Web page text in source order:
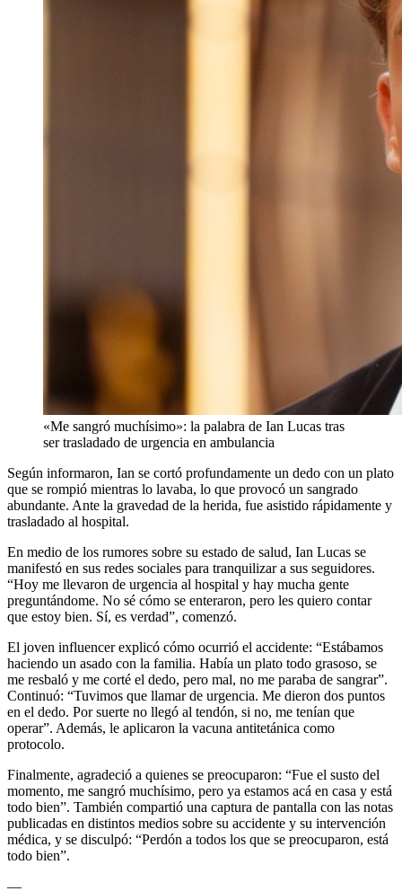
«Me sangró muchísimo»: la palabra de Ian Lucas tras
ser trasladado de urgencia en ambulancia
Según informaron, Ian se cortó profundamente un dedo con un plato
que se rompió mientras lo lavaba, lo que provocó un sangrado
abundante. Ante la gravedad de la herida, fue asistido rápidamente y
trasladado al hospital.
En medio de los rumores sobre su estado de salud, Ian Lucas se
manifestó en sus redes sociales para tranquilizar a sus seguidores.
“Hoy me llevaron de urgencia al hospital y hay mucha gente
preguntándome. No sé cómo se enteraron, pero les quiero contar
que estoy bien. Sí, es verdad”, comenzó.
El joven influencer explicó cómo ocurrió el accidente: “Estábamos
haciendo un asado con la familia. Había un plato todo grasoso, se
me resbaló y me corté el dedo, pero mal, no me paraba de sangrar”.
Continuó: “Tuvimos que llamar de urgencia. Me dieron dos puntos
en el dedo. Por suerte no llegó al tendón, si no, me tenían que
operar”. Además, le aplicaron la vacuna antitetánica como
protocolo.
Finalmente, agradeció a quienes se preocuparon: “Fue el susto del
momento, me sangró muchísimo, pero ya estamos acá en casa y está
todo bien”. También compartió una captura de pantalla con las notas
publicadas en distintos medios sobre su accidente y su intervención
médica, y se disculpó: “Perdón a todos los que se preocuparon, está
todo bien”.
—